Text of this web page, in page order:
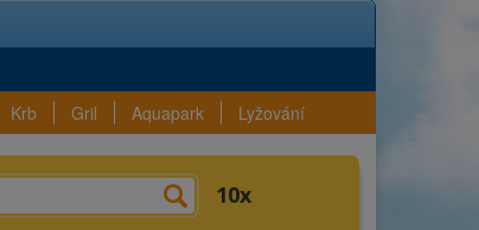
Krb Gril Aquapark Lyžování
Výběr Vybavenost
10